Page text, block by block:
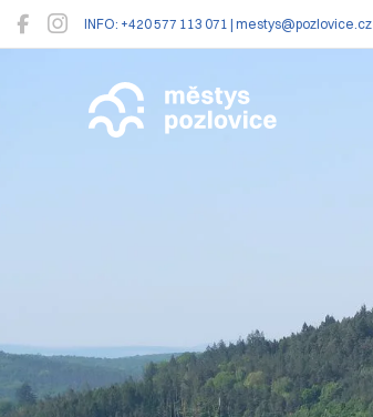
INFO: +420 577 113 071 | mestys@pozlovice.cz
Pozlovice